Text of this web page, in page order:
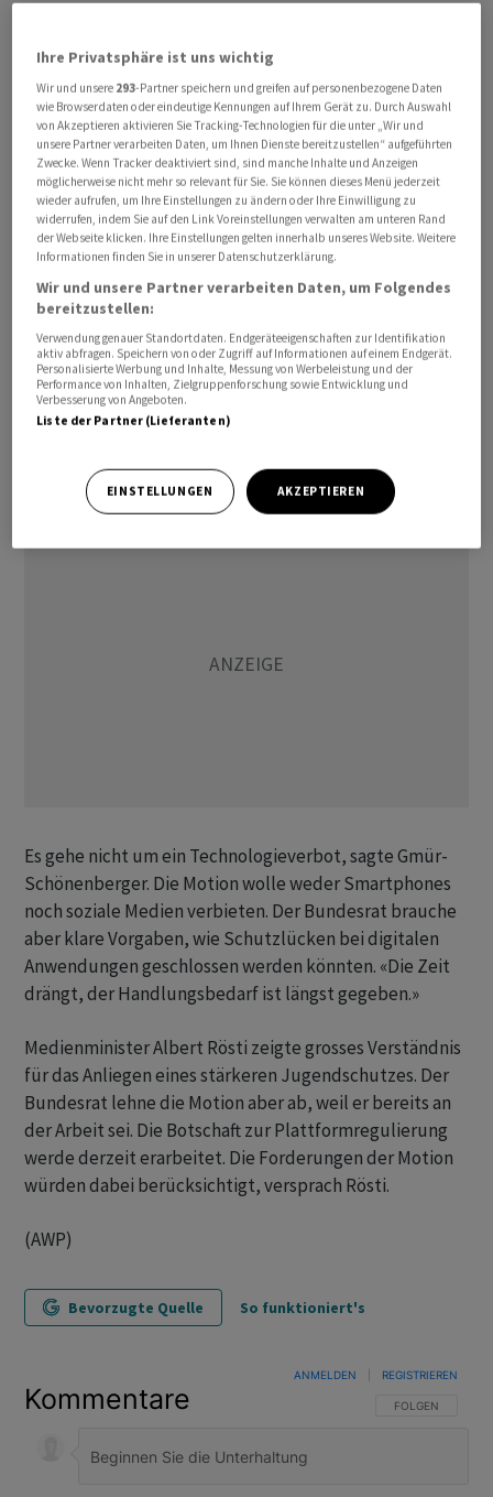
Kommunikationsplattformen, Suchmaschinen und
Anbieter von KI-Anwendungen gesetzlich dazu
verpflichtet werden, Massnahmen für den Kinder- und
Jugendschutz zu treffen. Sie sollen beispielsweise die
Verbreitung illegaler oder gefährdender Inhalte für
junge Personengruppen stoppen müssen. Weiter sieht
der Motionstext ein Verbot von personenbezogener
Werbung für Minderjährige vor.
Kinder und Jugendliche könnten Risiken im Internet
nicht so gut einschätzen wie Erwachsene, machte Gmür-
Schönenberger geltend. «Eltern wissen oft nicht, wann
und wie ihre Kinder im digitalen Raum berieselt,
belästigt, bedrängt und abhängig gemacht werden.»
Pflicht genommen werden.
Es gehe nicht um ein Technologieverbot, sagte Gmür-
Schönenberger. Die Motion wolle weder Smartphones
noch soziale Medien verbieten. Der Bundesrat brauche
aber klare Vorgaben, wie Schutzlücken bei digitalen
Anwendungen geschlossen werden könnten. «Die Zeit
drängt, der Handlungsbedarf ist längst gegeben.»
Medienminister Albert Rösti zeigte grosses Verständnis
für das Anliegen eines stärkeren Jugendschutzes. Der
Bundesrat lehne die Motion aber ab, weil er bereits an
der Arbeit sei. Die Botschaft zur Plattformregulierung
werde derzeit erarbeitet. Die Forderungen der Motion
würden dabei berücksichtigt, versprach Rösti.
(AWP)
Bevorzugte Quelle So funktioniert's
Kommentare FOLGE DIESER
FOLGEN
ANMELDEN REGISTRIEREN
Ihre Privatsphäre ist uns wichtig
Wir und unsere 293-Partner speichern und greifen auf personenbezogene Daten
wie Browserdaten oder eindeutige Kennungen auf Ihrem Gerät zu. Durch Auswahl
von Akzeptieren aktivieren Sie Tracking-Technologien für die unter „Wir und
unsere Partner verarbeiten Daten, um Ihnen Dienste bereitzustellen“ aufgeführten
Zwecke. Wenn Tracker deaktiviert sind, sind manche Inhalte und Anzeigen
möglicherweise nicht mehr so relevant für Sie. Sie können dieses Menü jederzeit
wieder aufrufen, um Ihre Einstellungen zu ändern oder Ihre Einwilligung zu
widerrufen, indem Sie auf den Link Voreinstellungen verwalten am unteren Rand
der Webseite klicken. Ihre Einstellungen gelten innerhalb unseres Website. Weitere
Informationen finden Sie in unserer Datenschutzerklärung.
Wir und unsere Partner verarbeiten Daten, um Folgendes
bereitzustellen:
Verwendung genauer Standortdaten. Endgeräteeigenschaften zur Identifikation
aktiv abfragen. Speichern von oder Zugriff auf Informationen auf einem Endgerät.
Personalisierte Werbung und Inhalte, Messung von Werbeleistung und der
Performance von Inhalten, Zielgruppenforschung sowie Entwicklung und
Verbesserung von Angeboten.
Liste der Partner (Lieferanten)
EINSTELLUNGEN AKZEPTIEREN